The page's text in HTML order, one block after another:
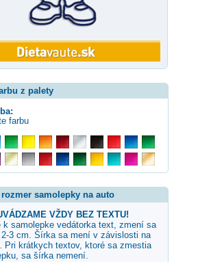
z palety
farbu
samolepky na auto
VŽDY BEZ TEXTU!
k samolepke vedátorkatext, zmení sa
3 cm. Šírka sa mení v závislosti na
Pri krátkych textov, ktoré sa zmestia
sa šírka nemení.